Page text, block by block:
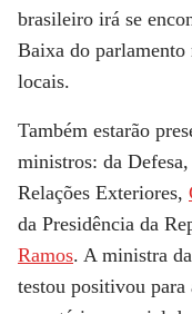
brasileiro irá se
Baixa do parlamento
locais.
Também estarão
ministros: da
Relações Exteriores,
da Presidência da
Ramos. A ministra
testou positivou